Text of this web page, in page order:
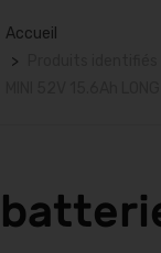
Accueil